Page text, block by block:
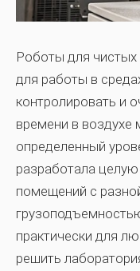
Роботы для
для работы в
контролировать и
времени в воздухе
определенный
разработала
помещений с
практически для
решить